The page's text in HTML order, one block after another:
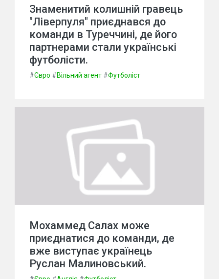
Знаменитий колишній гравець
"Ліверпуля" приєднався до
команди в Туреччині, де його
партнерами стали українські
футболісти.
#Євро #Вільний агент #Футболіст
Мохаммед Салах може
приєднатися до команди, де
вже виступає українець
Руслан Малиновський.